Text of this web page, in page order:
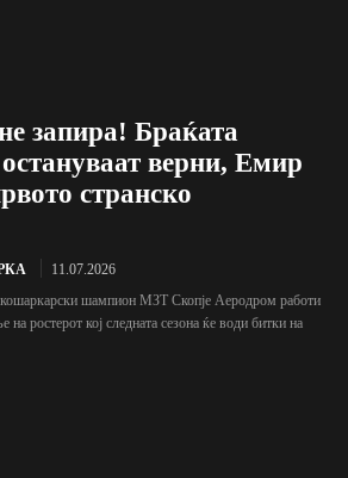
запира! Браќата
верни, Емир
странско
11.07.2026
кошаркарски шампион МЗТ Скопје Аеродром работи
на ростерот кој следната сезона ќе води битки на